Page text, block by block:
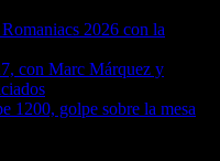
2026 con la
con Marc Márquez y
golpe sobre la mesa